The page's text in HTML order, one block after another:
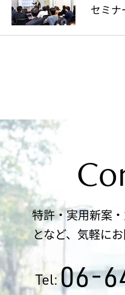
セミナ
特許・実用新案
となど、気軽に
Tel:06-